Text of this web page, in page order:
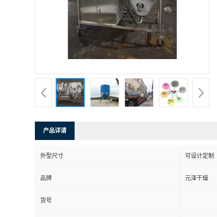
产品详请
外型尺寸 可设计定制
品牌 元泽干燥
货号